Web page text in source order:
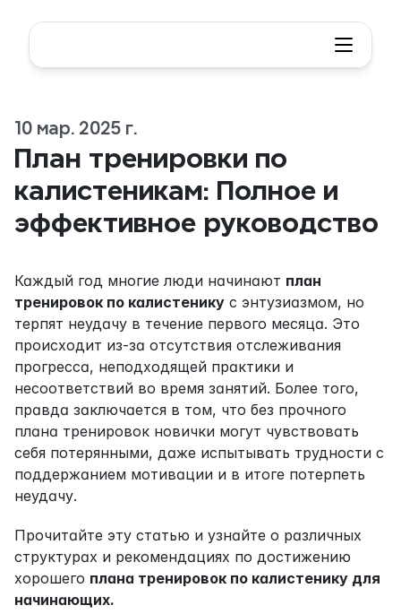
10 мар. 2025 г.
План тренировки по
калистеникам: Полное и
эффективное руководство
Каждый год многие люди начинают план
тренировок по калистенику с энтузиазмом, но
терпят неудачу в течение первого месяца. Это
происходит из-за отсутствия отслеживания
прогресса, неподходящей практики и
несоответствий во время занятий. Более того,
правда заключается в том, что без прочного
плана тренировок новички могут чувствовать
себя потерянными, даже испытывать трудности с
поддержанием мотивации и в итоге потерпеть
неудачу.
Прочитайте эту статью и узнайте о различных
структурах и рекомендациях по достижению
хорошего плана тренировок по калистенику для
начинающих.